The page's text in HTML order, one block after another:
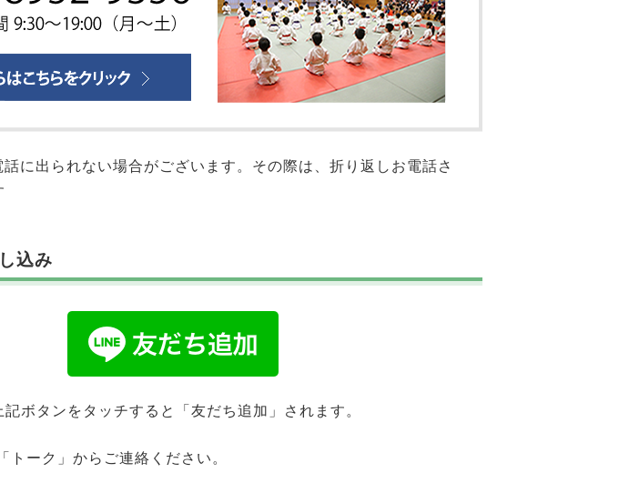
に出られない場合がございます。その際は、折り返しお電話さ
込み
ボタンをタッチすると「友だち追加」されます。
トーク」からご連絡ください。